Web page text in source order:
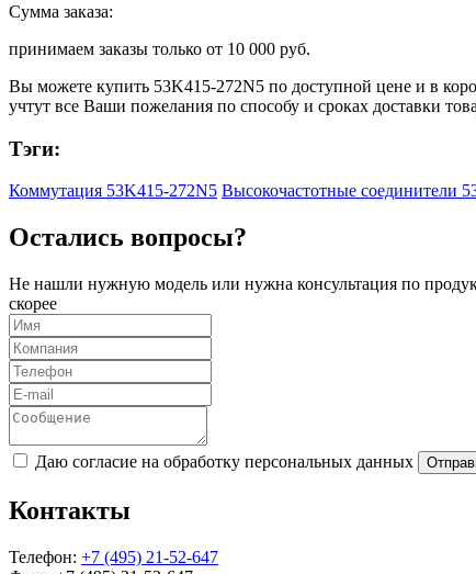
Сумма заказа:
принимаем заказы только от 10 000 руб.
Вы можете купить 53K415-272N5 по доступной цене и в
учтут все Ваши пожелания по способу и сроках доставки
Тэги:
Коммутация 53K415-272N5 Высокочастотные соединители
Остались вопросы?
Не нашли нужную модель или нужна консультация по
скорее
Даю согласие на обработку персональных данных
Контакты
Телефон: +7 (495) 21-52-647